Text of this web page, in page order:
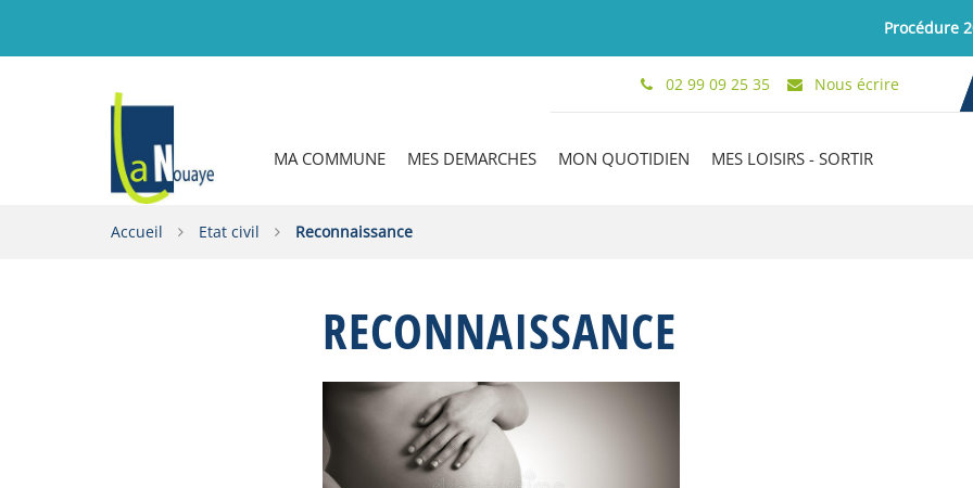
Procédure 2024-
02 99 09 25 35 Nous écrire
MA COMMUNE MES DEMARCHES MON QUOTIDIEN MES LOISIRS - SORTIR
Accueil Etat civil Reconnaissance
RECONNAISSANCE